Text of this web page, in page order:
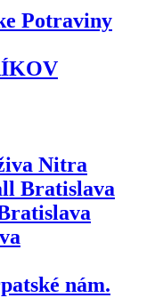
Potraviny
Nitra
Bratislava
nám.